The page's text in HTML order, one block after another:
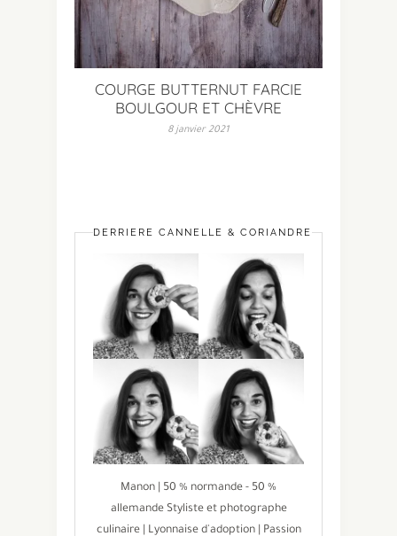
COURGE BUTTERNUT FARCIE
BOULGOUR ET CHÈVRE
8 janvier 2021
DERRIÈRE CANNELLE & CORIANDRE
Manon | 50 % normande - 50 %
allemande Styliste et photographe
culinaire | Lyonnaise d'adoption | Passion